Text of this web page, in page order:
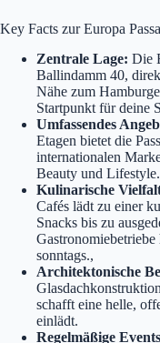
Key Facts zur Europa
Zentrale Lage: Die
Ballindamm 40,
Nähe zum
Startpunkt für deine
Umfassendes
Etagen bietet die
internationalen
Beauty und Lifestyle.
Kulinarische
Cafés lädt zu einer
Snacks bis zu
sonntags.,
Architektonische
schafft eine helle,
einlädt.
Regelmäßige